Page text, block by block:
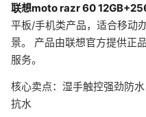
联想moto razr 60
平板/手机类产品，适合移动
景。 产品由联想官方提供正
服务。
核心卖点：湿手触控强劲防
抗水